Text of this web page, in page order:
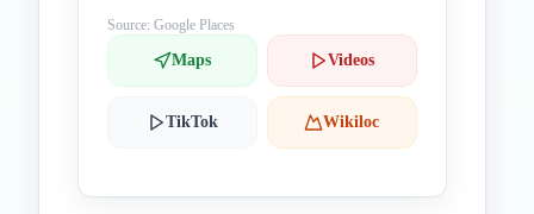
Source: Google Places
Maps Videos
TikTok Wikiloc